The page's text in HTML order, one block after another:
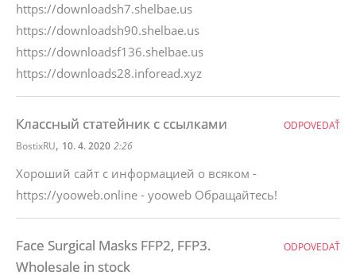
https://downloadsh7.shelbae.us
https://downloadsh90.shelbae.us
https://downloadsf136.shelbae.us
https://downloads28.inforead.xyz
Классный статейник с ссылками
BostixRU, 10. 4. 2020 2:26
Хороший сайт с информацией о всяком -
https://yooweb.online - yooweb Обращайтесь!
ODPOVEDAŤ
Face Surgical Masks FFP2, FFP3.
Wholesale in stock
ODPOVEDAŤ